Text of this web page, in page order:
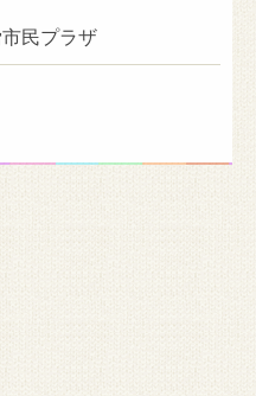
民プラザ